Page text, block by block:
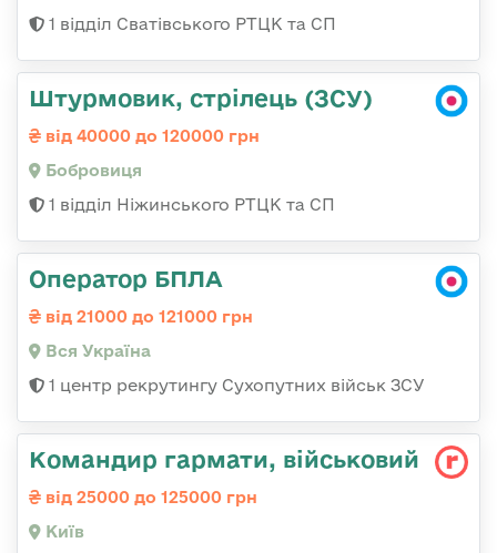
1 відділ Сватівського РТЦК та СП
Штурмовик, стрілець (ЗСУ)
від 40000 до 120000 грн
Бобровиця
1 відділ Ніжинського РТЦК та СП
Оператор БПЛА
від 21000 до 121000 грн
Вся Україна
1 центр рекрутингу Сухопутних військ ЗСУ
Командиp гаpмати, військовий
від 25000 до 125000 грн
Київ